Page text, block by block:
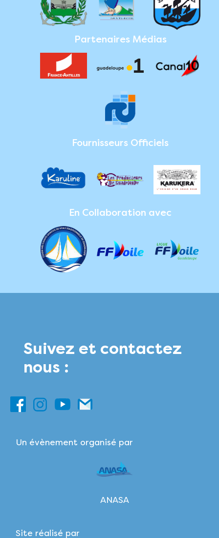
Partenaires Médias
Fournisseurs Officiels
En Collaboration avec
Suivez et contactez
nous :
Un évènement organisé par
ANASA
Site réalisé par